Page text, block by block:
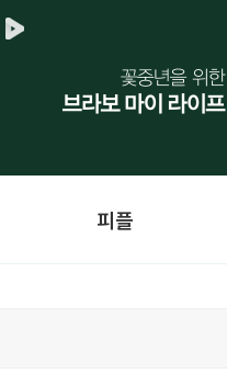
피플